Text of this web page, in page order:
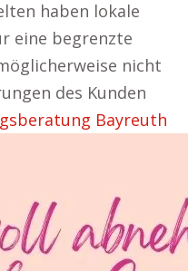
haben lokale
eine begrenzte
nicht
des Kunden
Bayreuth